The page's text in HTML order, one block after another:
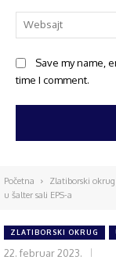
Save my name,
time I comment.